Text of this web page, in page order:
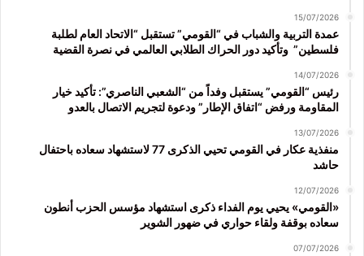
15/07/2026
عمدة التربية والشباب في “القومي” تستقبل “الاتحاد العام لطلبة
فلسطين” وتأكيد دور الحراك الطلابي العالمي في نصرة القضية
14/07/2026
رئيس “القومي” يستقبل وفداً من “الشعبي الناصري”: تأكيد خيار
المقاومة ورفض “اتفاق الإطار” ودعوة لتجريم الاتصال بالعدو
13/07/2026
منفذية عكار في القومي تحيي الذكرى 77 لاستشهاد سعاده باحتفال
حاشد
12/07/2026
«القومي» يحيي يوم الفداء ذكرى استشهاد مؤسس الحزب أنطون
سعاده بوقفة ولقاء حواري في ضهور الشوير
07/07/2026